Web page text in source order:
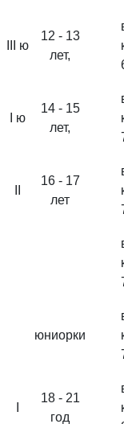
III ю
12 - 13
лет,
I ю
14 - 15
лет,
16 - 17
лет
юниорки
18 - 21
год